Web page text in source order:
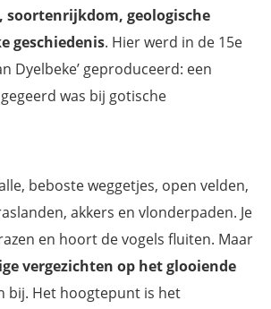
soortenrijkdom, geologische
geschiedenis. Hier werd in de 15e
Dyelbeke’ geproduceerd: een
was bij gotische
beboste weggetjes, open velden,
akkers en vlonderpaden. Je
en hoort de vogels fluiten. Maar
vergezichten op het glooiende
bij. Het hoogtepunt is het